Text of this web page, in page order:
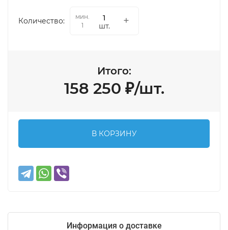
Количество:
мин.
1
шт.
Итого:
158 250 ₽/шт.
В КОРЗИНУ
Информация о доставке